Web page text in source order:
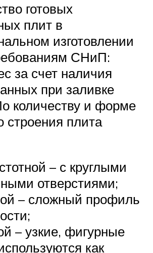
готовых
плит в
изготовлении
СНиП:
за счет наличия
при заливке
количеству и форме
строения плита
– с круглыми
отверстиями;
– сложный профиль
– узкие, фигурные
как